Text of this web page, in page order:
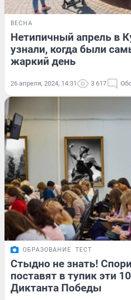
ВЕСНА
Нетипичный апрель в
узнали, когда были
жаркий день
26 апреля, 2024, 14:31 3 617
ОБРАЗОВАНИЕ ТЕСТ
Стыдно не знать!
поставят в тупик эти
Диктанта Победы